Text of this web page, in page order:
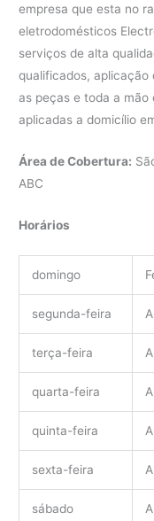
empresa que esta no
eletrodomésticos
serviços de alta
qualificados, aplicação
as peças e toda a mão
aplicadas a domicílio
Área de Cobertura:
ABC
Horários
domingo
segunda-feira
terça-feira
quarta-feira
quinta-feira
sexta-feira
sábado